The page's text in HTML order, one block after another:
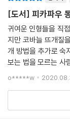
[도서] 피카파우
귀여운 인형들을 직
지만 코바늘 뜨개질
개 방법을 추가로 숙
보는 법을 모르는 사
되어 있어 쉬운 것
o*****w